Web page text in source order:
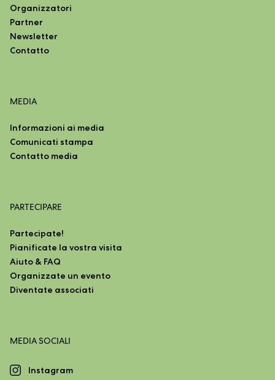
Organizzatori
Partner
Newsletter
Contatto
MEDIA
Informazioni ai media
Comunicati stampa
Contatto media
PARTECIPARE
Partecipate!
Pianificate la vostra visita
Aiuto & FAQ
Organizzate un evento
Diventate associati
MEDIA SOCIALI
Instagram